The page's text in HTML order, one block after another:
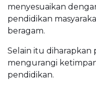
menyesuaikan
pendidikan
beragam.
Selain itu diharapkan
mengurangi
pendidikan.